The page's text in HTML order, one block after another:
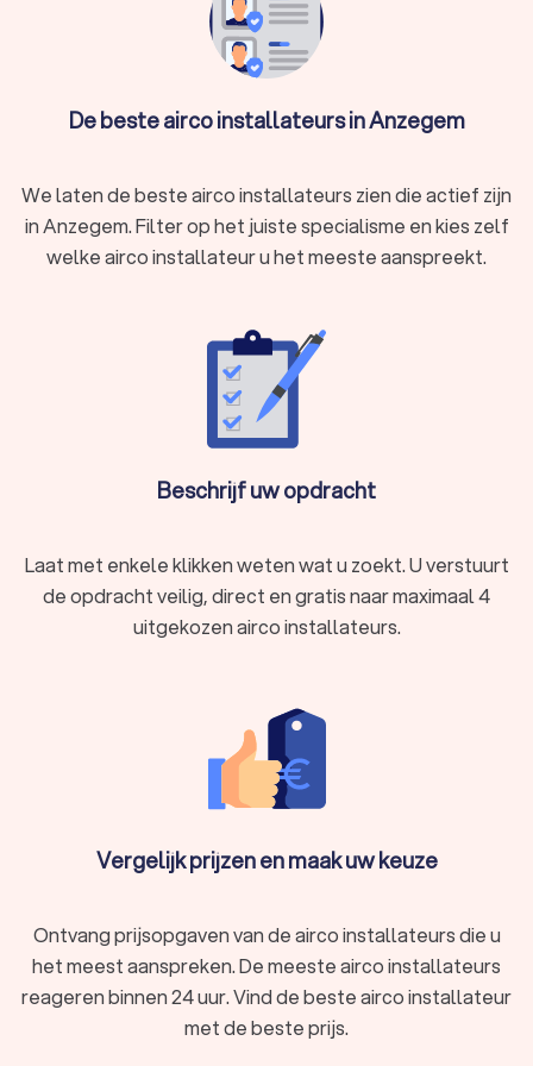
De beste airco installateurs in Anzegem
We laten de beste airco installateurs zien die actief zijn
in Anzegem. Filter op het juiste specialisme en kies zelf
welke airco installateur u het meeste aanspreekt.
Beschrijf uw opdracht
Laat met enkele klikken weten wat u zoekt. U verstuurt
de opdracht veilig, direct en gratis naar maximaal 4
uitgekozen airco installateurs.
Vergelijk prijzen en maak uw keuze
Ontvang prijsopgaven van de airco installateurs die u
het meest aanspreken. De meeste airco installateurs
reageren binnen 24 uur. Vind de beste airco installateur
met de beste prijs.